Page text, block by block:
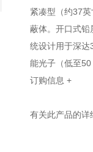
紧凑型（约37
蔽体。开口式铅
统设计用于深达
能光子（低至
订购信息 +
有关此产品的详